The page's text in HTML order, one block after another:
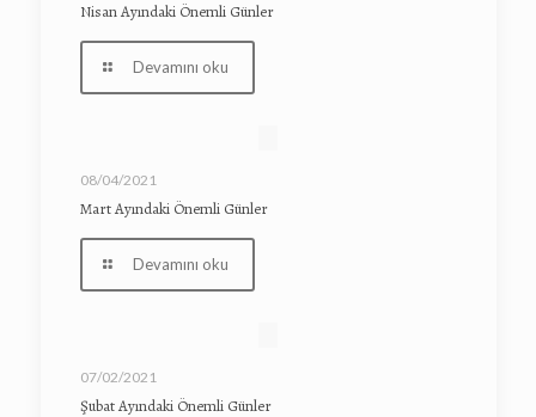
Nisan Ayındaki Önemli Günler
Devamını oku
08/04/2021
Mart Ayındaki Önemli Günler
Devamını oku
07/02/2021
Şubat Ayındaki Önemli Günler